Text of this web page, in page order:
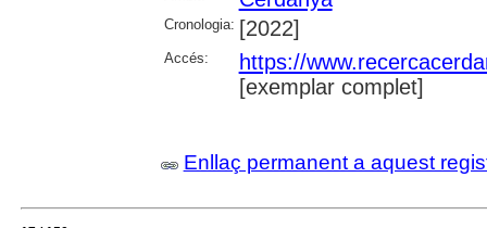
Cronologia: [2022]
Accés:
https://
[exemplar complet]
Enllaç permanent a aquest